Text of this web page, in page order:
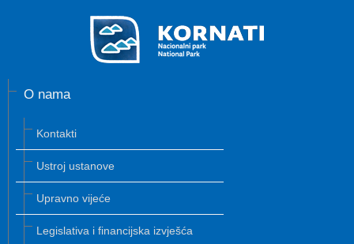
O nama
Kontakti
Ustroj ustanove
Upravno vijeće
Legislativa i financijska izvješća